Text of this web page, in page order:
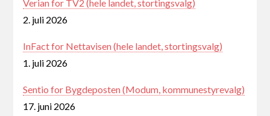
Verian for TV2 (hele landet, stortingsvalg)
2. juli 2026
InFact for Nettavisen (hele landet, stortingsvalg)
1. juli 2026
Sentio for Bygdeposten (Modum, kommunestyrevalg)
17. juni 2026